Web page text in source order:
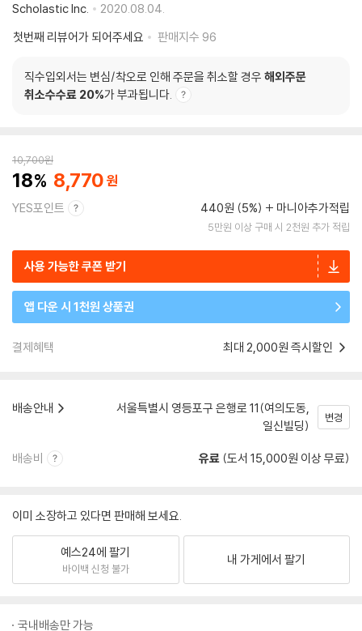
Scholastic Inc.
2020.08.04.
첫번째 리뷰어가 되어주세요
판매지수 96
직수입외서는 변심/착오로 인해 주문을 취소할 경우 해외주문
취소수수료 20%가 부과됩니다.
10,700원
18 8,770
YES포인트 440원 (5%) 마니아추가적립
5만원 이상 구매 시 2천원 추가 적립
사용 가능한 쿠폰 받기
앱 다운 시 1천원 상품권
결제혜택 최대 2,000원 즉시할인
배송안내
서울특별시 영등포구 은행로 11(여의도동,
일신빌딩)
변경
배송비 유료 (도서 15,000원 이상 무료)
이미 소장하고 있다면 판매해 보세요.
예스24에 팔기
바이백 신청 불가
내 가게에서 팔기
국내배송만 가능